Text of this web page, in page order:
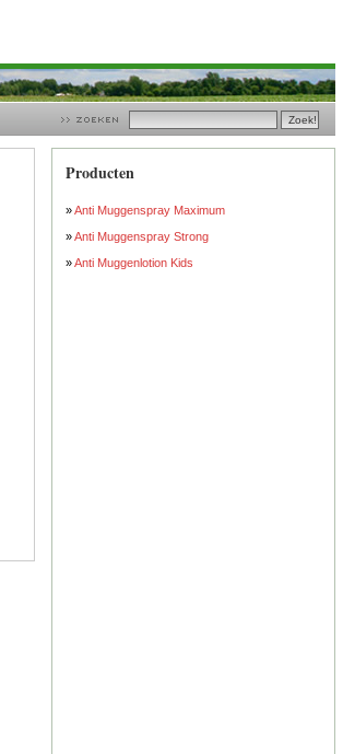
Producten
»Anti Muggenspray Maximum
»Anti Muggenspray Strong
»Anti Muggenlotion Kids